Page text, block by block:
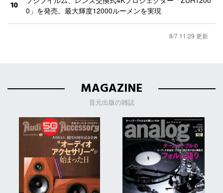
10
0」を発売。最大輝度12000ルーメンを実現
8/7 11:29 更新
MAGAZINE
音元出版の雑誌